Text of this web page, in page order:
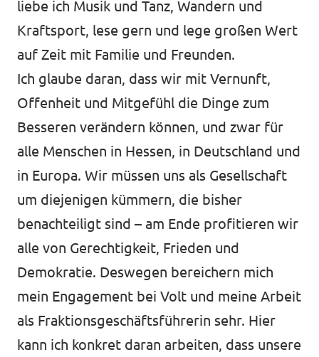
liebe ich Musik und Tanz, Wandern und
Kraftsport, lese gern und lege großen Wert
auf Zeit mit Familie und Freunden.
Ich glaube daran, dass wir mit Vernunft,
Offenheit und Mitgefühl die Dinge zum
Besseren verändern können, und zwar für
alle Menschen in Hessen, in Deutschland und
in Europa. Wir müssen uns als Gesellschaft
um diejenigen kümmern, die bisher
benachteiligt sind – am Ende profitieren wir
alle von Gerechtigkeit, Frieden und
Demokratie. Deswegen bereichern mich
mein Engagement bei Volt und meine Arbeit
als Fraktionsgeschäftsführerin sehr. Hier
kann ich konkret daran arbeiten, dass unsere